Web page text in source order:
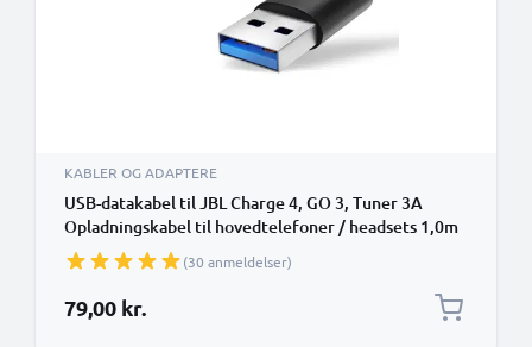
KABLER OG ADAPTERE
USB-datakabel til JBL Charge 4, GO 3, Tuner 3A
Opladningskabel til hovedtelefoner / headsets 1,0m
Filoverførsel PVC - Sort(30 anmeldelser)
79,00 kr.